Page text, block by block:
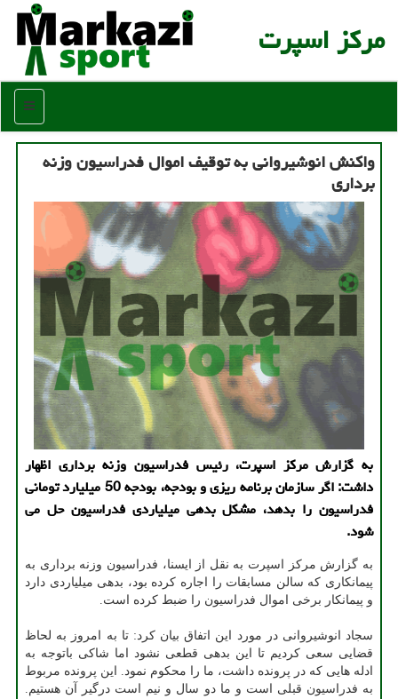
مركز اسپرت
منو
واکنش انوشیروانی به توقیف اموال فدراسیون وزنه
برداری
به گزارش مرکز اسپرت، رئیس فدراسیون وزنه برداری اظهار
داشت: اگر سازمان برنامه ریزی و بودجه، بودجه 50 میلیارد تومانی
فدراسیون را بدهد، مشکل بدهی میلیاردی فدراسیون حل می
شود.
به گزارش مرکز اسپرت به نقل از ایسنا، فدراسیون وزنه برداری به
پیمانکاری که سالن مسابقات را اجاره کرده بود، بدهی میلیاردی دارد
و پیمانکار برخی اموال فدراسیون را ضبط کرده است.
سجاد انوشیروانی در مورد این اتفاق بیان کرد: تا به امروز به لحاظ
قضایی سعی کردیم تا این بدهی قطعی نشود اما شاکی باتوجه به
ادله هایی که در پرونده داشت، ما را محکوم نمود. این پرونده مربوط
به فدراسیون قبلی است و ما دو سال و نیم است درگیر آن هستیم.